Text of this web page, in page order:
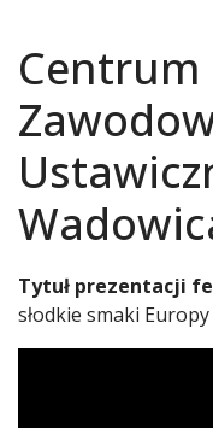
Centrum
Tytuł prezentacji
słodkie smaki Europy